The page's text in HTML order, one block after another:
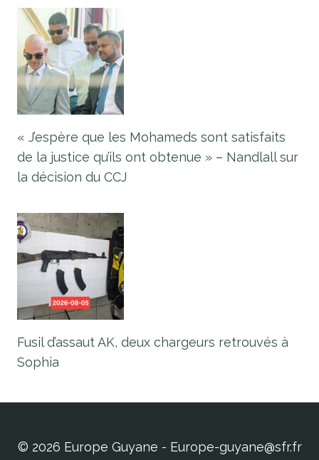
« J’espère que les Mohameds sont satisfaits
de la justice qu’ils ont obtenue » – Nandlall sur
la décision du CCJ
Fusil d’assaut AK, deux chargeurs retrouvés à
Sophia
© 2026 Europe Guyane - Europe-guyane@sfr.fr